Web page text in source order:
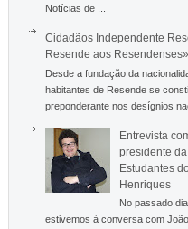
Notícias de ...
Cidadãos Independente
Resende aos Resendenses»
Desde a fundação da
habitantes de Resende se
preponderante nos desígnios
Entrevista
presidente
Estudantes
Henriques
No passado
estivemos à conversa com